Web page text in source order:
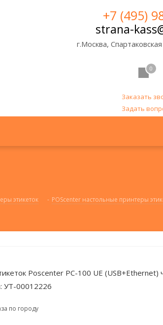
+7 (495)
strana-
г.Москва,
0
Заказать
Задать
этикеток - POScenter настольные принтеры
Poscenter PC-100 UE (USB+Ethernet)
УТ-00012226
по городу